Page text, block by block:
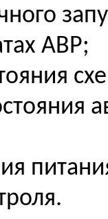
АВР;